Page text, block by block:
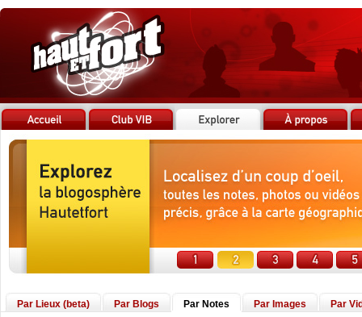
Par Lieux (beta) Par Blogs Par Notes Par Images Par